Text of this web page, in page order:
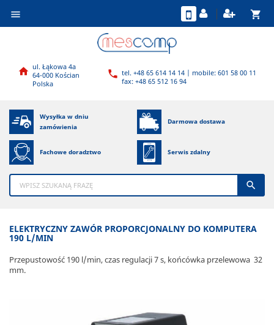
 shopping_cart
 ul. Łąkowa 4a
64-000 Kościan
Polska
 tel. +48 65 614 14 14 | mobile: 601 58 00 11
fax: +48 65 512 16 94
Wysyłka w dniu
zamówienia
Darmowa dostawa
Fachowe doradztwo Serwis zdalny

ELEKTRYCZNY ZAWÓR PROPORCJONALNY DO KOMPUTERA
190 L/MIN
Przepustowość 190 l/min, czas regulacji 7 s, końcówka przelewowa 32
mm.